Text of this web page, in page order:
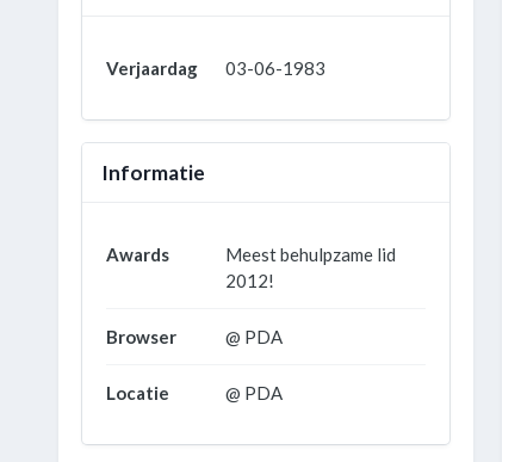
Verjaardag 03-06-1983
Informatie
Awards
Meest behulpzame lid
2012!
Browser @ PDA
Locatie @ PDA